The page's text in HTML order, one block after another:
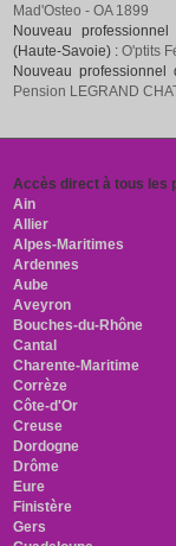
Mad'Osteo - OA 1899
Nouveau
(Haute-Savoie) :O'ptits
Nouveau
Pension LEGRAND
Accès direct à tous les
Ain
Allier
Alpes-Maritimes
Ardennes
Aube
Aveyron
Bouches-du-Rhône
Cantal
Charente-Maritime
Corrèze
Côte-d'Or
Creuse
Dordogne
Drôme
Eure
Finistère
Gers